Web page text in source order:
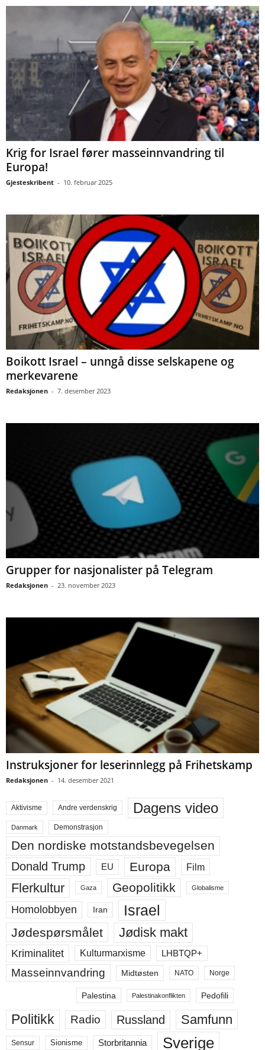
Krig for Israel fører masseinnvandring til
Europa!
Gjesteskribent - 10. februar 2025
Boikott Israel – unngå disse selskapene og
merkevarene
Redaksjonen - 7. desember 2023
Grupper for nasjonalister på Telegram
Redaksjonen - 23. november 2023
Instruksjoner for leserinnlegg på Frihetskamp
Redaksjonen - 14. desember 2021
Aktivisme Andre verdenskrig Dagens video
Danmark Demonstrasjon
Den nordiske motstandsbevegelsen
Donald Trump EU Europa Film
Flerkultur Gaza Geopolitikk Globalisme
Homolobbyen Iran Israel
Jødespørsmålet Jødisk makt
Kriminalitet Kulturmarxisme LHBTQP+
Masseinnvandring Midtøsten NATO Norge
Palestina Palestinakonflikten Pedofili
Politikk Radio Russland Samfunn
Sensur Sionisme Storbritannia Sverige